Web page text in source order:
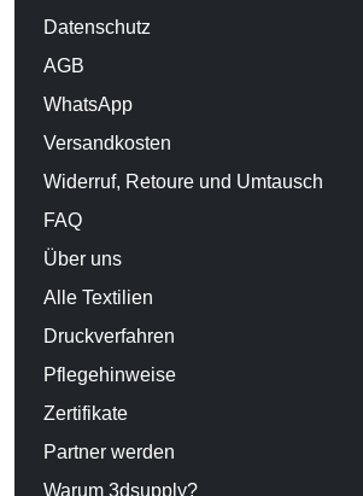
Datenschutz
AGB
WhatsApp
Versandkosten
Widerruf, Retoure und Umtausch
FAQ
Über uns
Alle Textilien
Druckverfahren
Pflegehinweise
Zertifikate
Partner werden
Warum 3dsupply?